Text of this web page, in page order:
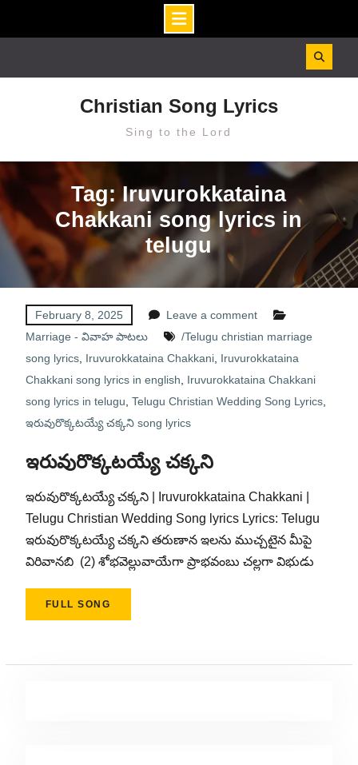
Christian Song Lyrics
Sing to the Lord
Tag: Iruvurokkataina
Chakkani song lyrics in
telugu
February 8, 2025
Leave a comment
Marriage - వివాహ పాటలు
/Telugu christian marriage
song lyrics, Iruvurokkataina Chakkani, Iruvurokkataina
Chakkani song lyrics in english
Iruvurokkataina Chakkani
song lyrics in telugu Telugu Christian Wedding Song Lyrics,
ఇరువురొక్కటయ్యే చక్కని song lyrics
ఇరువురొక్కటయ్యే చక్కని
ఇరువురొక్కటయ్యే చక్కని | Iruvurokkataina Chakkani |
Telugu Christian Wedding Song lyrics Lyrics: Telugu
ఇరువురొక్కటయ్యే చక్కని తరుణాన ఇలను ముచ్చటైన మీపై
విరివానబి (2) శోభవెల్లువాయేగా ప్రాభవంబు చల్లగా విభుడు
FULL SONG